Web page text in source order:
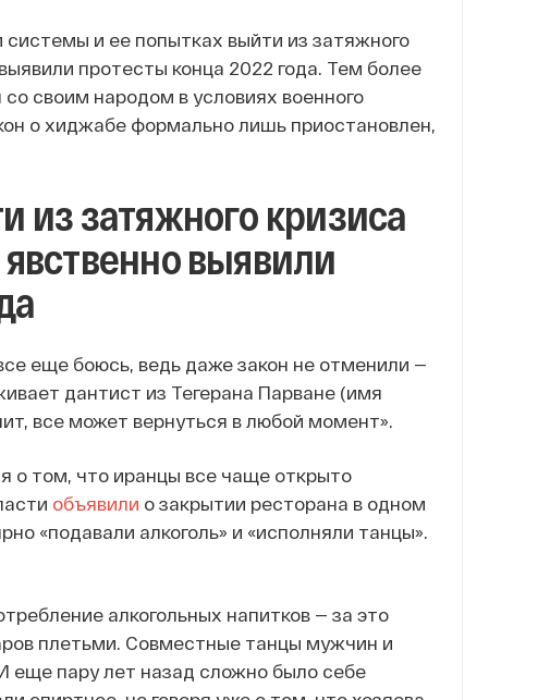
и ее попытках выйти из затяжного
протесты конца 2022 года. Тем более
своим народом в условиях военного
о хиджабе формально лишь приостановлен,
из затяжного кризиса
выявили
еще боюсь, ведь даже закон не отменили —
дантист из Тегерана Парване (имя
все может вернуться в любой момент».
том, что иранцы все чаще открыто
объявили о закрытии ресторана в одном
«подавали алкоголь» и «исполняли танцы».
алкогольных напитков — за это
плетьми. Совместные танцы мужчин и
пару лет назад сложно было себе